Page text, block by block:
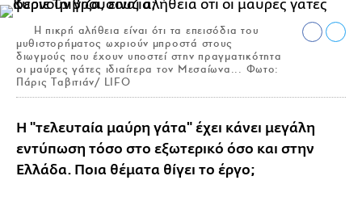
Η πικρή αλήθεια είναι ότι τα επεισόδια του
μυθιστορήματος ωχριούν μπροστά στους
διωγμούς που έχουν υποστεί στην πραγματικότητα
οι μαύρες γάτες ιδιαίτερα τον Μεσαίωνα... Φωτο:
Πάρις Ταβιτιάν/ LIFO
Η "τελευταία μαύρη γάτα" έχει κάνει μεγάλη
εντύπωση τόσο στο εξωτερικό όσο και στην
Ελλάδα. Ποια θέματα θίγει το έργο;